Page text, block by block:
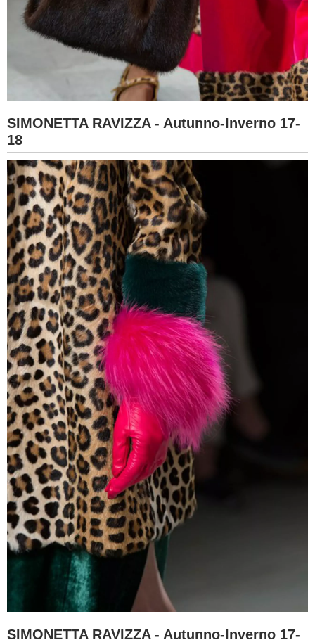
SIMONETTA RAVIZZA - Autunno-Inverno 17-
18
SIMONETTA RAVIZZA - Autunno-Inverno 17-